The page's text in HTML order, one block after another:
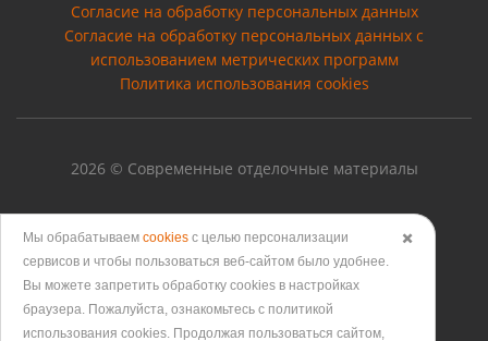
Согласие на обработку персональных данных
Cогласие на обработку персональных данных с
использованием метрических программ
Политика использования cookies
2026 © Современные отделочные материалы
Версия для печати
✖️
Мы обрабатываем cookies с целью персонализации
сервисов и чтобы пользоваться веб-сайтом было удобнее.
Вы можете запретить обработку сookies в настройках
браузера. Пожалуйста, ознакомьтесь с политикой
использования cookies. Продолжая пользоваться сайтом,